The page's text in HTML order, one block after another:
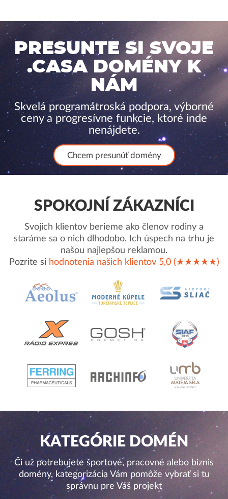
PRESUNTE SI SVOJE
.CASA DOMÉNY K
NÁM
Skvelá programátroská podpora, výborné
ceny a progresívne funkcie, ktoré inde
nenájdete.
Chcem presunúť domény
SPOKOJNÍ ZÁKAZNÍCI
Svojich klientov berieme ako členov rodiny a
staráme sa o nich dlhodobo. Ich úspech na trhu je
našou najlepšou reklamou.
Pozrite si hodnotenia našich klientov 5,0 (★★★★★)
KATEGÓRIE DOMÉN
Či už potrebujete športové, pracovné alebo biznis
domény, kategorizácia Vám pomôže vybrať si tu
správnu pre Váš projekt